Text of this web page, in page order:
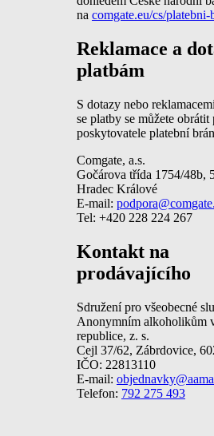
na comgate.eu/cs/platebni-
Reklamace a
platbám
S dotazy nebo
se platby se můžete obrátit
poskytovatele platební
Comgate, a.s.
Gočárova třída 1754/48b,
Hradec Králové
E-mail:
Tel: +420 228 224 267
Kontakt na
prodávajícího
Sdružení pro všeobecné
Anonymním alkoholikům
republice, z. s.
Cejl 37/62, Zábrdovice,
IČO: 22813110
E-mail:
Telefon: 792 275 493